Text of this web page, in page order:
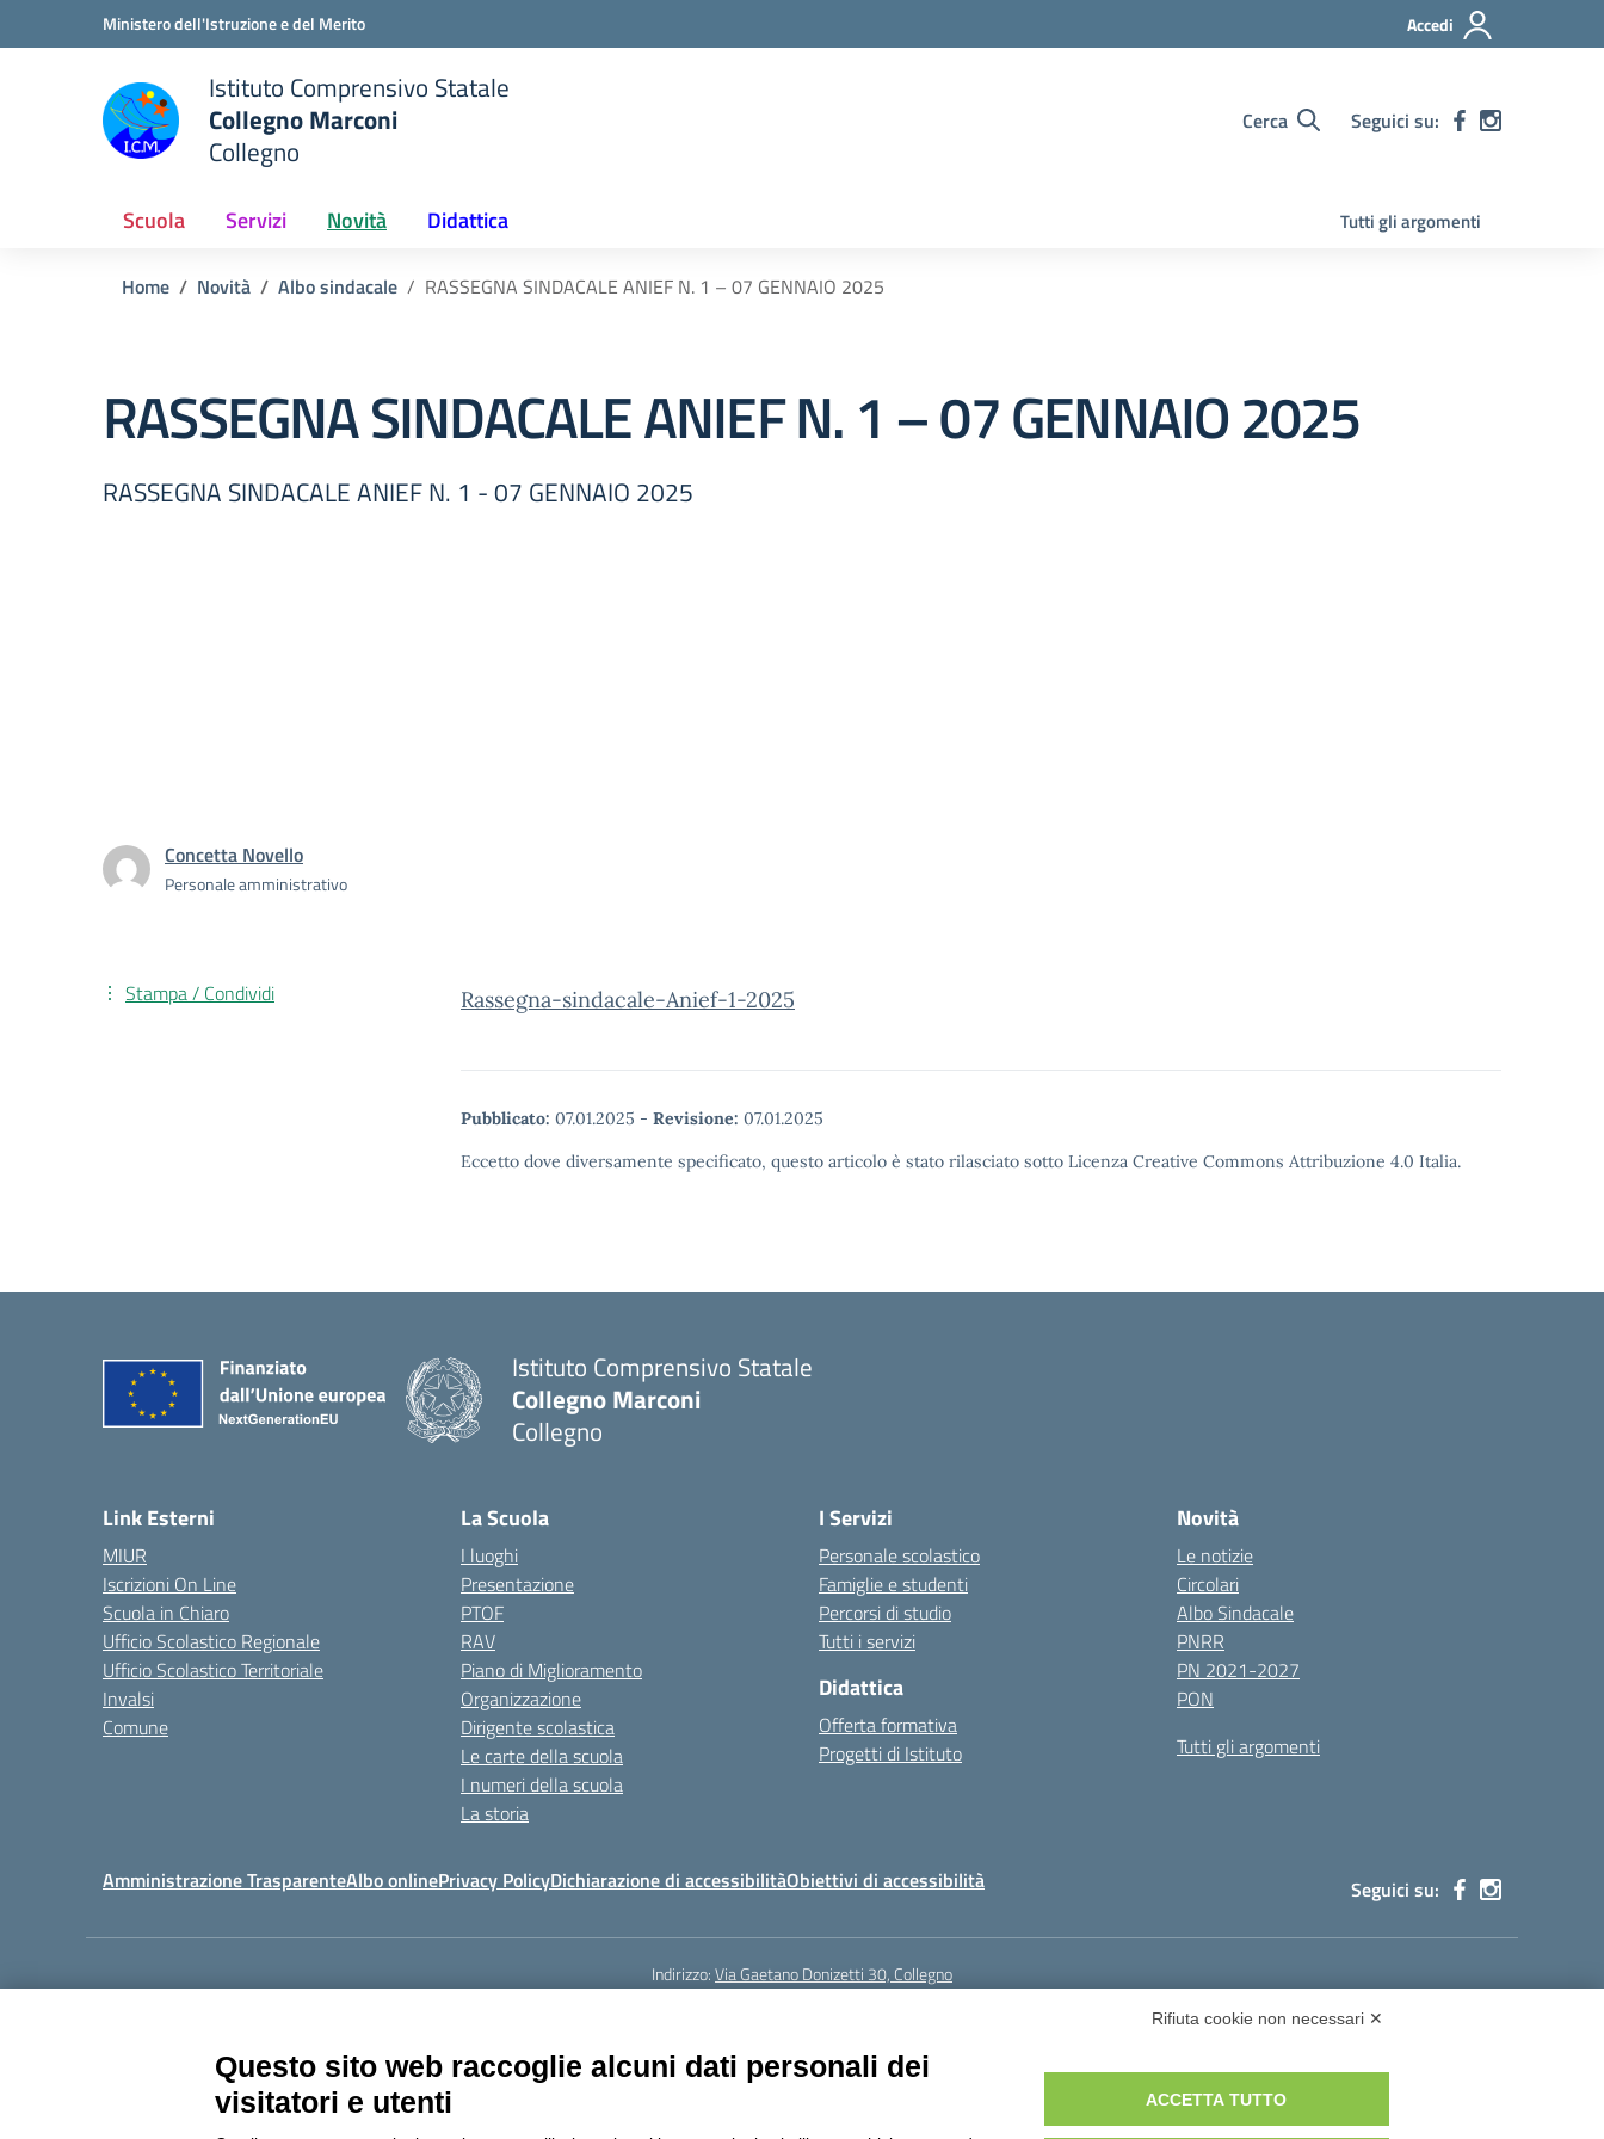
Vai ai contenuti
Vai al menu di navigazioneMinistero dell'Istruzione e del Merito Accedi
Istituto Comprensivo Statale
Collegno Marconi
Collegno
Cerca Seguici su:
Scuola Servizi Novità Didattica Tutti gli argomenti
Home Novità Albo sindacale RASSEGNA SINDACALE ANIEF N. 1 – 07 GENNAIO 2025
RASSEGNA SINDACALE ANIEF N. 1 – 07 GENNAIO 2025
RASSEGNA SINDACALE ANIEF N. 1 - 07 GENNAIO 2025
Concetta Novello
Personale amministrativo
Rassegna-sindacale-Anief-1-2025
Pubblicato: 07.01.2025 - Revisione: 07.01.2025
Eccetto dove diversamente specificato, questo articolo è stato rilasciato sotto Licenza Creative Commons Attribuzione 4.0 Italia.
Stampa / Condividi
Istituto Comprensivo Statale
Collegno Marconi
Collegno
Link Esterni
MIUR
Iscrizioni On Line
Scuola in Chiaro
Ufficio Scolastico Regionale
Ufficio Scolastico Territoriale
Invalsi
Comune
La Scuola
I luoghi
Presentazione
PTOF
RAV
Piano di Miglioramento
Organizzazione
Dirigente scolastica
Le carte della scuola
I numeri della scuola
La storia
I Servizi
Personale scolastico
Famiglie e studenti
Percorsi di studio
Tutti i servizi
Didattica
Offerta formativa
Progetti di Istituto
Novità
Le notizie
Circolari
Albo Sindacale
PNRR
PN 2021-2027
PON
Tutti gli argomenti
Amministrazione TrasparenteAlbo onlinePrivacy PolicyDichiarazione di accessibilitàObiettivi di accessibilità Seguici su:
Indirizzo:Via Gaetano Donizetti 30, Collegno
Codice meccanografico:toic8cg002
Rifiuta cookie non necessari ✕
Questo sito web raccoglie alcuni dati personali dei
visitatori e utenti
ACCETTA TUTTO